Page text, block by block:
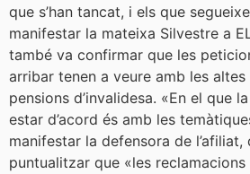
que s’han tancat, i els que
manifestar la mateixa Silvestre a
també va confirmar que les
arribar tenen a veure amb les
pensions d’invalidesa. «En el que
estar d’acord és amb les
manifestar la defensora de l’afiliat,
puntualitzar que «les reclamacions